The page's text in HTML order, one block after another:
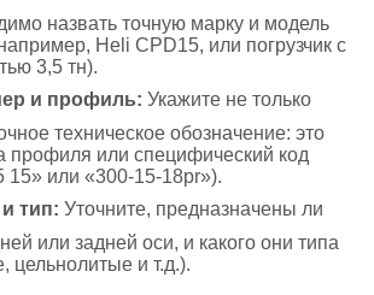
назвать точную марку и модель
Heli CPD15, или погрузчик с
3,5 тн).
и профиль: Укажите не только
техническое обозначение: это
профиля или специфический код
15» или «300-15-18pr»).
тип: Уточните, предназначены ли
или задней оси, и какого они типа
цельнолитые и т.д.).